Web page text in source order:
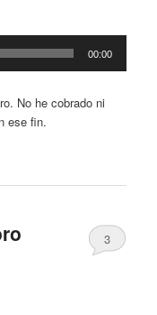
00:00
No he cobrado ni
ese fin.
3